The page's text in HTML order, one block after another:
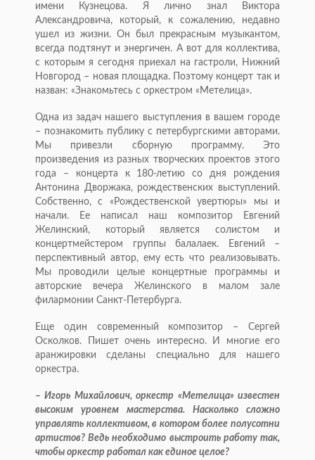
имени Кузнецова. Я лично знал Виктора
Александровича, который, к сожалению, недавно
ушел из жизни. Он был прекрасным музыкантом,
всегда подтянут и энергичен. А вот для коллектива,
с которым я сегодня приехал на гастроли, Нижний
Новгород – новая площадка. Поэтому концерт так и
назван: «Знакомьтесь с оркестром «Метелица».
Одна из задач нашего выступления в вашем городе
– познакомить публику с петербургскими авторами.
Мы привезли сборную программу. Это
произведения из разных творческих проектов этого
года – концерта к 180-летию со дня рождения
Антонина Дворжака, рож­дественских выступлений.
Собственно, с «Рождественской увертюры» мы и
начали. Ее написал наш композитор Евгений
Желинский, который является солистом и
концертмейстером группы балалаек. Евгений –
перспективный автор, ему есть что реализовывать.
Мы проводили целые концертные программы и
авторские вечера Желинского в малом зале
филармонии Санкт-Петербурга.
Еще один современный композитор – Сергей
Осколков. Пишет очень интересно. И многие его
аранжировки сделаны специально для нашего
оркестра.
– Игорь Михайлович, оркестр «Метелица» известен
высоким уровнем мастерства. Насколько сложно
управлять коллективом, в котором более полусотни
артистов? Ведь необходимо выстроить работу так,
чтобы оркестр работал как единое целое?